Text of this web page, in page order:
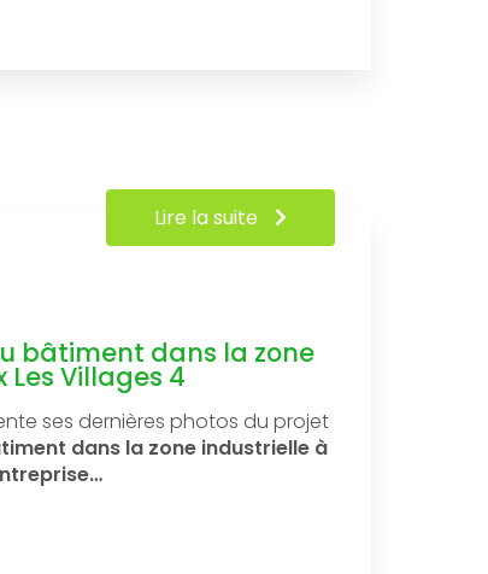
bâtiment dans la zone
Villages 4
ses dernières photos du projet
dans la zone industrielle à
Lire la suite